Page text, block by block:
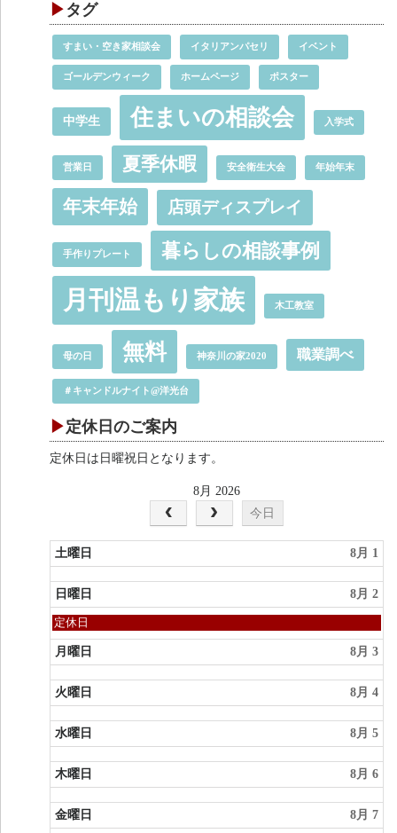
タグ
すまい・空き家相談会 イタリアンパセリ イベント
ゴールデンウィーク ホームページ ポスター
中学生 住まいの相談会 入学式
営業日 夏季休暇 安全衛生大会 年始年末
年末年始 店頭ディスプレイ
手作りプレート 暮らしの相談事例
月刊温もり家族 木工教室
母の日 無料 神奈川の家2020 職業調べ
＃キャンドルナイト@洋光台
定休日のご案内
定休日は日曜祝日となります。
8月 2026
今日
土曜日 8月 1
日曜日 8月 2
日
曜
日,
8
月
2nd
2026
定休日
月曜日 8月 3
火曜日 8月 4
水曜日 8月 5
木曜日 8月 6
金曜日 8月 7